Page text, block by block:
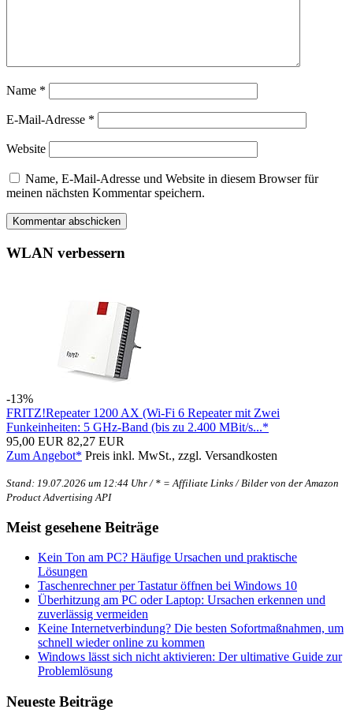
Name *
E-Mail-Adresse *
Website
Name, E-Mail-Adresse und Website in diesem Browser für
meinen nächsten Kommentar speichern.
WLAN verbessern
-13%
FRITZ!Repeater 1200 AX (Wi-Fi 6 Repeater mit Zwei
Funkeinheiten: 5 GHz-Band (bis zu 2.400 MBit/s...*
95,00 EUR 82,27 EUR
Zum Angebot* Preis inkl. MwSt., zzgl. Versandkosten
Stand: 19.07.2026 um 12:44 Uhr / * = Affiliate Links / Bilder von der Amazon
Product Advertising API
Meist gesehene Beiträge
Kein Ton am PC? Häufige Ursachen und praktische
Lösungen
Taschenrechner per Tastatur öffnen bei Windows 10
Überhitzung am PC oder Laptop: Ursachen erkennen und
zuverlässig vermeiden
Keine Internetverbindung? Die besten Sofortmaßnahmen, um
schnell wieder online zu kommen
Windows lässt sich nicht aktivieren: Der ultimative Guide zur
Problemlösung
Neueste Beiträge